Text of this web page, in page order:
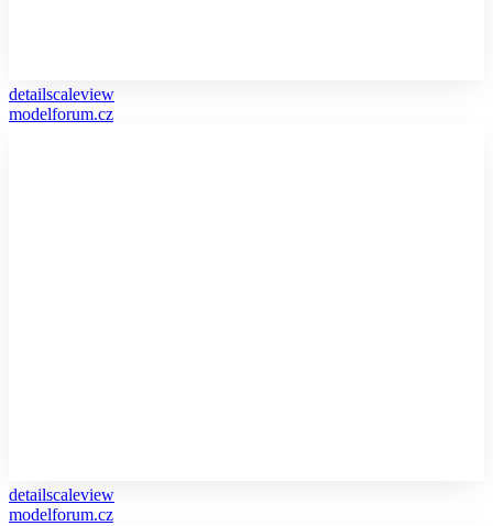
detailscaleview
modelforum.cz
detailscaleview
modelforum.cz